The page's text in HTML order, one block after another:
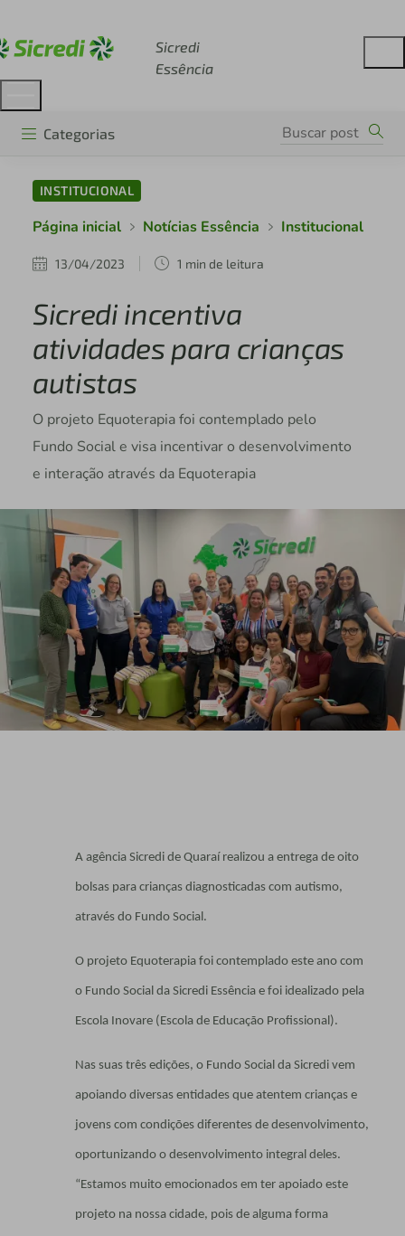
Sicredi
Essência
Categorias
INSTITUCIONAL
Página inicial Notícias Essência Institucional
13/04/2023 1 min de leitura
Sicredi incentiva
atividades para crianças
autistas
O projeto Equoterapia foi contemplado pelo
Fundo Social e visa incentivar o desenvolvimento
e interação através da Equoterapia
A agência Sicredi de Quaraí realizou a entrega de oito
bolsas para crianças diagnosticadas com autismo,
através do Fundo Social.
O projeto Equoterapia foi contemplado este ano com
o Fundo Social da Sicredi Essência e foi idealizado pela
Escola Inovare (Escola de Educação Profissional).
Nas suas três edições, o Fundo Social da Sicredi vem
apoiando diversas entidades que atentem crianças e
jovens com condições diferentes de desenvolvimento,
oportunizando o desenvolvimento integral deles.
“Estamos muito emocionados em ter apoiado este
projeto na nossa cidade, pois de alguma forma